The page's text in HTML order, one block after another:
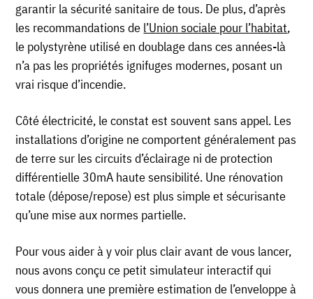
garantir la sécurité sanitaire de tous. De plus, d’après
les recommandations de l’Union sociale pour l’habitat,
le polystyrène utilisé en doublage dans ces années-là
n’a pas les propriétés ignifuges modernes, posant un
vrai risque d’incendie.
Côté électricité, le constat est souvent sans appel. Les
installations d’origine ne comportent généralement pas
de terre sur les circuits d’éclairage ni de protection
différentielle 30mA haute sensibilité. Une rénovation
totale (dépose/repose) est plus simple et sécurisante
qu’une mise aux normes partielle.
Pour vous aider à y voir plus clair avant de vous lancer,
nous avons conçu ce petit simulateur interactif qui
vous donnera une première estimation de l’enveloppe à